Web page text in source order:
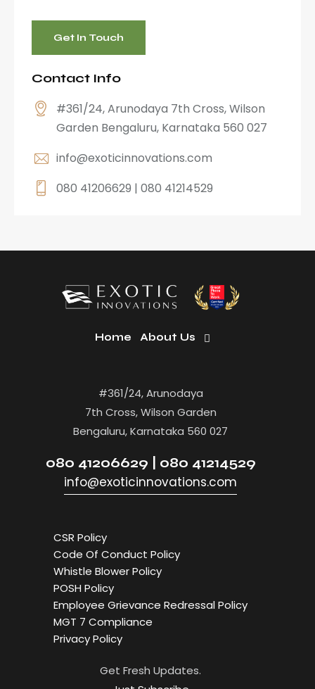
Contact Info
#361/24, Arunodaya 7th Cross, Wilson
Garden Bengaluru, Karnataka 560 027
info@exoticinnovations.com
080 41206629 | 080 41214529
Home About Us
#361/24, Arunodaya
7th Cross, Wilson Garden
Bengaluru, Karnataka 560 027
080 41206629 | 080 41214529
info@exoticinnovations.com
CSR Policy
Code Of Conduct Policy
Whistle Blower Policy
POSH Policy
Employee Grievance Redressal Policy
MGT 7 Compliance
Privacy Policy
Get Fresh Updates.